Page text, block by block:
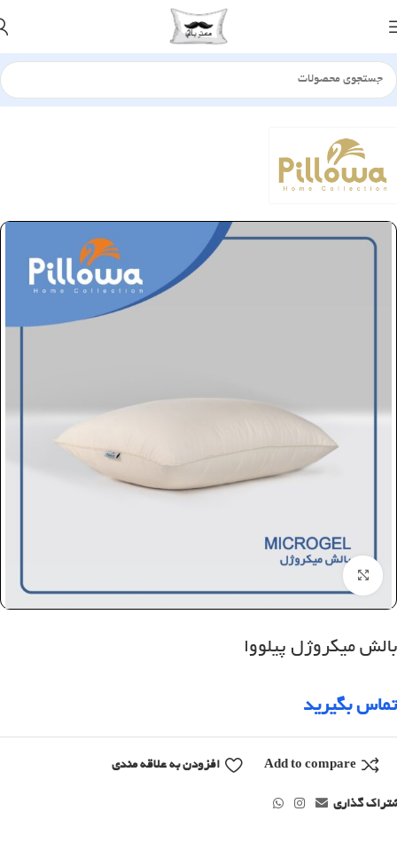
خانه بالش الیافی
بالش میکروژل پیلووا
تماس بگیرید
Add to compare افزودن به علاقه مندی
گذاری